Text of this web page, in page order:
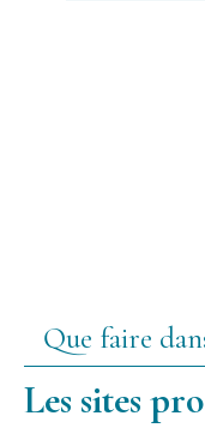
Que faire
Les sites